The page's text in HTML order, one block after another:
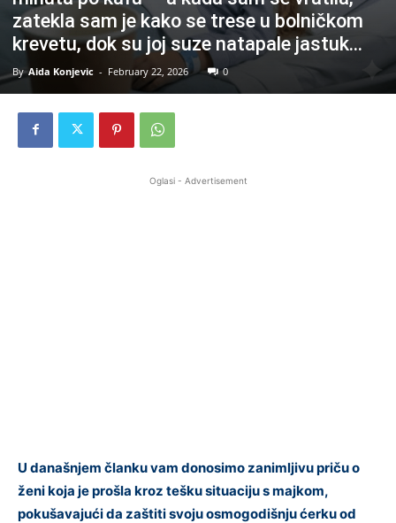
zatekla sam je kako se trese u bolničkom
krevetu, dok su joj suze natapale jastuk…
By Aida Konjevic - February 22, 2026 0
Oglasi - Advertisement
U današnjem članku vam donosimo zanimljivu priču o
ženi koja je prošla kroz tešku situaciju s majkom,
pokušavajući da zaštiti svoju osmogodišnju ćerku od